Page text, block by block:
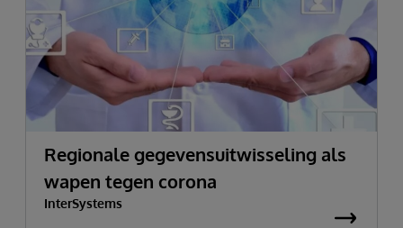
Regionale gegevensuitwisseling als
wapen tegen corona
InterSystems